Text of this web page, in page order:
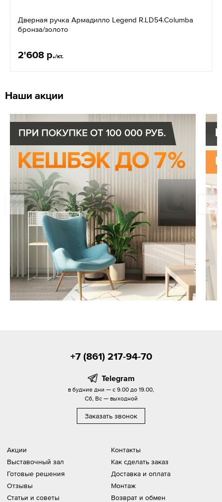
Дверная ручка Армадилло Legend R.LD54.Columba
бронза/золото
2'608 р./кт.
Наши акции
Акции
Выставочный зал
Готовые решения
Отзывы
Статьи и советы
Контакты
Как сделать заказ
Доставка и оплата
Монтаж
Возврат и обмен
+7 (861) 217-94-70
Telegram
в будние дни — с 9.00 до 19.00,
Сб, Вс — выходной
Заказать звонок